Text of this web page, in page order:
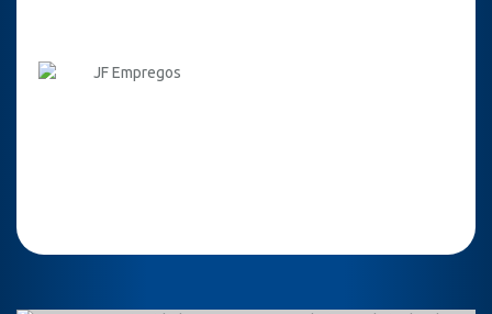
JF Empregos